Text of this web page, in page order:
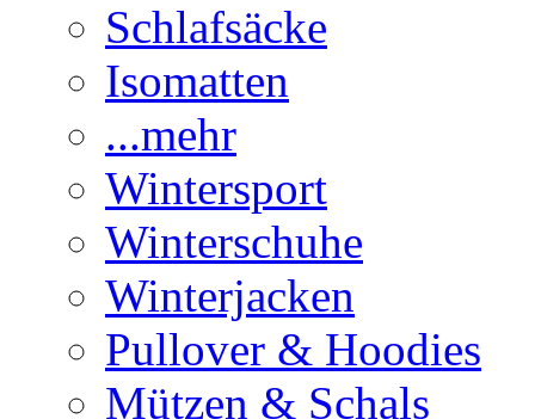
Schlafsäcke
Isomatten
...mehr
Wintersport
Winterschuhe
Winterjacken
Pullover & Hoodies
Mützen & Schals